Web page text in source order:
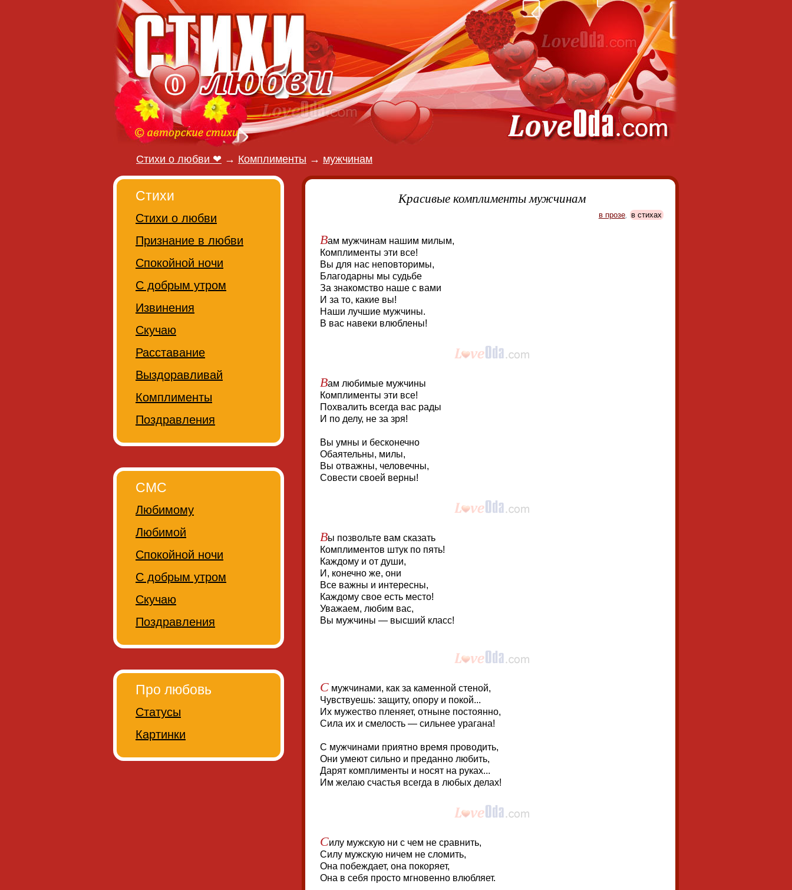
Стихи о любви ❤ → Комплименты → мужчинам
Красивые комплименты мужчинам
в прозе, в стихах
Вам мужчинам нашим милым,
Комплименты эти все!
Вы для нас неповторимы,
Благодарны мы судьбе
За знакомство наше с вами
И за то, какие вы!
Наши лучшие мужчины.
В вас навеки влюблены!
Вам любимые мужчины
Комплименты эти все!
Похвалить всегда вас рады
И по делу, не за зря!
Вы умны и бесконечно
Обаятельны, милы,
Вы отважны, человечны,
Совести своей верны!
Вы позвольте вам сказать
Комплиментов штук по пять!
Каждому и от души,
И, конечно же, они
Все важны и интересны,
Каждому свое есть место!
Уважаем, любим вас,
Вы мужчины — высший класс!
С мужчинами, как за каменной стеной,
Чувствуешь: защиту, опору и покой...
Их мужество пленяет, отныне постоянно,
Сила их и смелость — сильнее урагана!
С мужчинами приятно время проводить,
Они умеют сильно и преданно любить,
Дарят комплименты и носят на руках...
Им желаю счастья всегда в любых делах!
Силу мужскую ни с чем не сравнить,
Силу мужскую ничем не сломить,
Она побеждает, она покоряет,
Она в себя просто мгновенно влюбляет.
Стихи
Стихи о любви
Признание в любви
Спокойной ночи
С добрым утром
Извинения
Скучаю
Расставание
Выздоравливай
Комплименты
Поздравления
СМС
Любимому
Любимой
Спокойной ночи
С добрым утром
Скучаю
Поздравления
Про любовь
Статусы
Картинки